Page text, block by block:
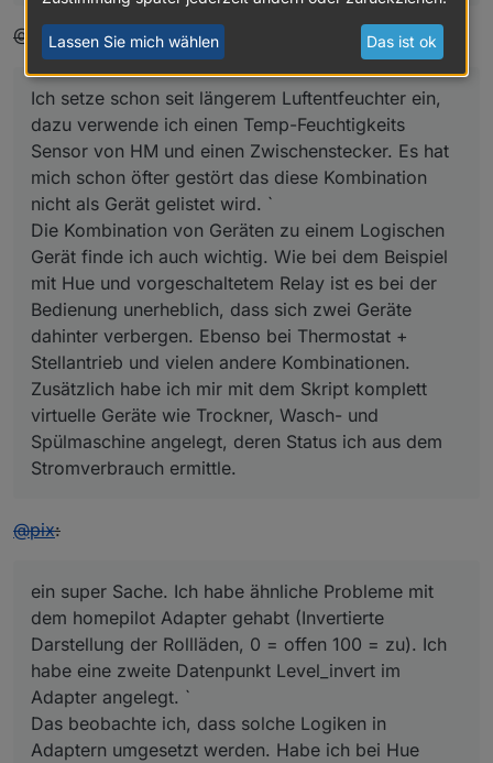
for (i = 0; i < writeIds.length; i++) {
writeId = this
if
(typeof writeId.before !== 'function'
this
                callback()
            };
        }
(typeof writeId.after !== 'function'
            };
        }
    }
    log(
'normalized state ' + state, 'debug' );
}
VirtualDevice.prototype.connectState = function
var id = this.namespace + '.' + state;
//subscribe to read ids
var readIds = Object.keys(
            log(
        }
readObj = this
var
trigger = readObj.trigger || {change:
        trigger.ack =
true
        trigger.id = readIds[i];
this.subRead(trigger, readObj, state);
        log(
'connected ' + readIds[i] + ' to '
    }
@Jey Cee:
Ich setze schon seit längerem Luftentfeuchter ein,
dazu verwende ich einen Temp-Feuchtigkeits
Sensor von HM und einen Zwischenstecker. Es hat
mich schon öfter gestört das diese Kombination
nicht als Gerät gelistet wird. `
Die Kombination von Geräten zu einem Logischen
Gerät finde ich auch wichtig. Wie bei dem Beispiel
mit Hue und vorgeschaltetem Relay ist es bei der
Bedienung unerheblich, dass sich zwei Geräte
dahinter verbergen. Ebenso bei Thermostat +
Stellantrieb und vielen andere Kombinationen.
Zusätzlich habe ich mir mit dem Skript komplett
virtuelle Geräte wie Trockner, Wasch- und
Spülmaschine angelegt, deren Status ich aus dem
Stromverbrauch ermittle.
@pix:
ein super Sache. Ich habe ähnliche Probleme mit
dem homepilot Adapter gehabt (Invertierte
Darstellung der Rollläden, 0 = offen 100 = zu). Ich
habe eine zweite Datenpunkt Level_invert im
Adapter angelegt. `
Das beobachte ich, dass solche Logiken in
Adaptern umgesetzt werden. Habe ich bei Hue
Lassen Sie mich wählen Das ist ok